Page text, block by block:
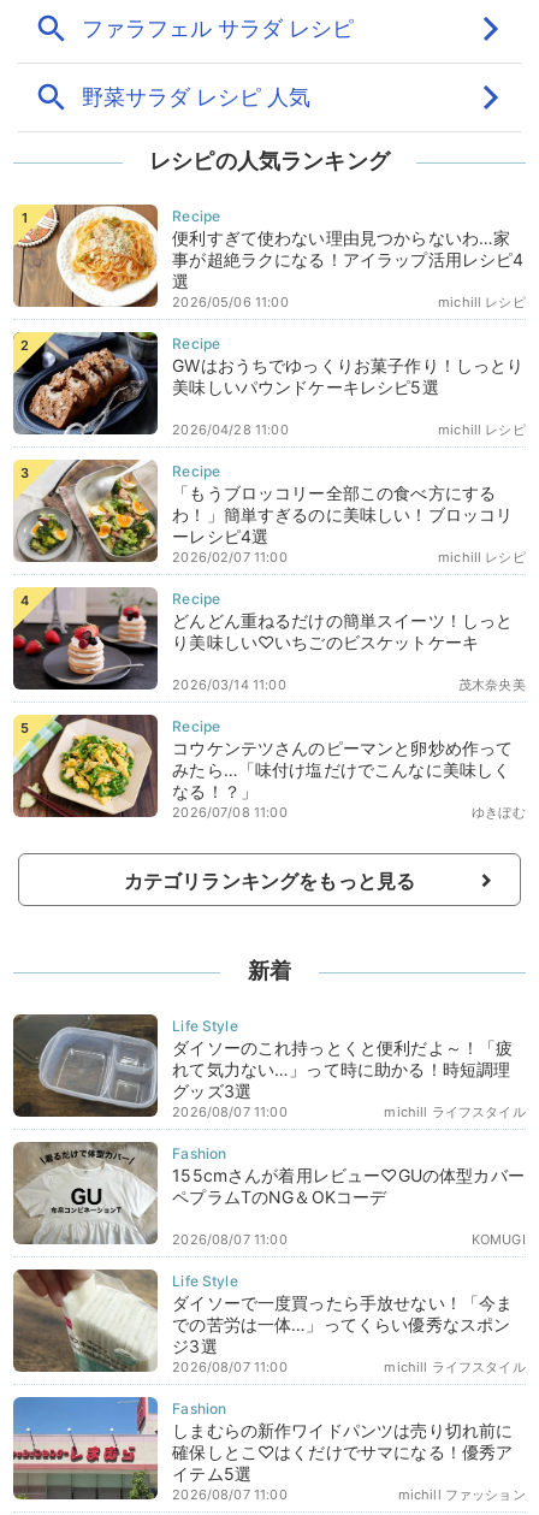
レシピの人気ランキング
便利すぎて使わない理由見つからないわ…家
事が超絶ラクになる！アイラップ活用レシピ4
選
michill レシピ
2026/05/06 11:00
GWはおうちでゆっくりお菓子作り！しっとり
美味しいパウンドケーキレシピ5選
michill レシピ
2026/04/28 11:00
「もうブロッコリー全部この食べ方にする
わ！」簡単すぎるのに美味しい！ブロッコリ
ーレシピ4選
michill レシピ
2026/02/07 11:00
どんどん重ねるだけの簡単スイーツ！しっと
り美味しい♡いちごのビスケットケーキ
茂木奈央美
2026/03/14 11:00
コウケンテツさんのピーマンと卵炒め作って
みたら…「味付け塩だけでこんなに美味しく
なる！？」
ゆきぼむ
2026/07/08 11:00
カテゴリランキングをもっと見る
新着
ダイソーのこれ持っとくと便利だよ～！「疲
れて気力ない…」って時に助かる！時短調理
グッズ3選
michill ライフスタイル
2026/08/07 11:00
155cmさんが着用レビュー♡GUの体型カバー
ペプラムTのNG＆OKコーデ
KOMUGI
2026/08/07 11:00
ダイソーで一度買ったら手放せない！「今ま
での苦労は一体…」ってくらい優秀なスポン
ジ3選
michill ライフスタイル
2026/08/07 11:00
しまむらの新作ワイドパンツは売り切れ前に
確保しとこ♡はくだけでサマになる！優秀ア
イテム5選
michill ファッション
2026/08/07 11:00